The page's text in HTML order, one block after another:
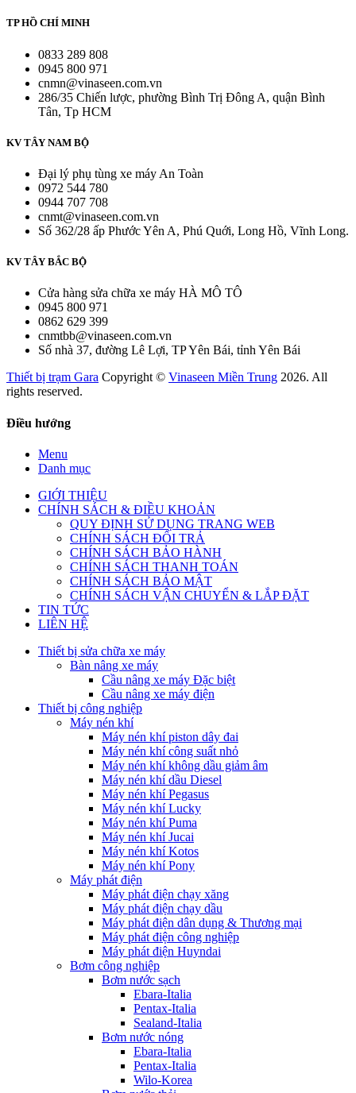
TP HỒ CHÍ MINH
0833 289 808
0945 800 971
cnmn@vinaseen.com.vn
286/35 Chiến lược, phường Bình Trị Đông A, quận Bình
Tân, Tp HCM
KV TÂY NAM BỘ
Đại lý phụ tùng xe máy An Toàn
0972 544 780
0944 707 708
cnmt@vinaseen.com.vn
Số 362/28 ấp Phước Yên A, Phú Quới, Long Hồ, Vĩnh Long.
KV TÂY BẮC BỘ
Cửa hàng sửa chữa xe máy HÀ MÔ TÔ
0945 800 971
0862 629 399
cnmtbb@vinaseen.com.vn
Số nhà 37, đường Lê Lợi, TP Yên Bái, tỉnh Yên Bái
Thiết bị trạm Gara Copyright © Vinaseen Miền Trung 2026. All
rights reserved.
Điều hướng
Menu
Danh mục
GIỚI THIỆU
CHÍNH SÁCH & ĐIỀU KHOẢN
QUY ĐỊNH SỬ DỤNG TRANG WEB
CHÍNH SÁCH ĐỔI TRẢ
CHÍNH SÁCH BẢO HÀNH
CHÍNH SÁCH THANH TOÁN
CHÍNH SÁCH BẢO MẬT
CHÍNH SÁCH VẬN CHUYỂN & LẮP ĐẶT
TIN TỨC
LIÊN HỆ
Thiết bị sửa chữa xe máy
Bàn nâng xe máy
Cầu nâng xe máy Đặc biệt
Cầu nâng xe máy điện
Thiết bị công nghiệp
Máy nén khí
Máy nén khí piston dây đai
Máy nén khí công suất nhỏ
Máy nén khí không dầu giảm âm
Máy nén khí dầu Diesel
Máy nén khí Pegasus
Máy nén khí Lucky
Máy nén khí Puma
Máy nén khí Jucai
Máy nén khí Kotos
Máy nén khí Pony
Máy phát điện
Máy phát điện chạy xăng
Máy phát điện chạy dầu
Máy phát điện dân dụng & Thương mại
Máy phát điện công nghiệp
Máy phát điện Huyndai
Bơm công nghiệp
Bơm nước sạch
Ebara-Italia
Pentax-Italia
Sealand-Italia
Bơm nước nóng
Ebara-Italia
Pentax-Italia
Wilo-Korea